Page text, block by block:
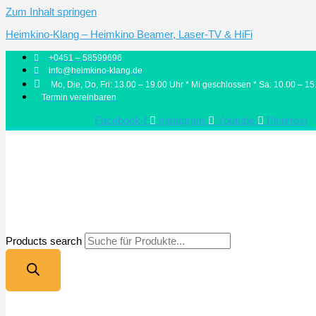
Zum Inhalt springen
Heimkino-Klang – Heimkino Beamer, Laser-TV & HiFi
+0451 – 58599696
info@heimkino-klang.de
Mo, Die, Do, Fri: 13.00 – 19.00 Uhr * Mi geschlossen * Sa: 10.00 –
Termin vereinbaren
Facebook-f Instagram Youtube Pinterest
Products search